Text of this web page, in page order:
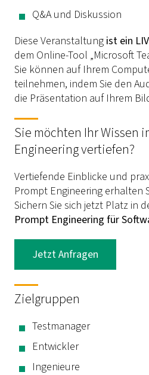
Q&A und Diskussion
Diese Veranstaltung ist ein
dem Online-Tool „Microsoft
Sie können auf Ihrem
teilnehmen, indem Sie den
die Präsentation auf Ihrem
Sie möchten Ihr Wissen
Engineering vertiefen?
Vertiefende Einblicke und
Prompt Engineering erhalten
Sichern Sie sich jetzt Platz in
Prompt Engineering für
Jetzt Anfragen
Zielgruppen
Testmanager
Entwickler
Ingenieure